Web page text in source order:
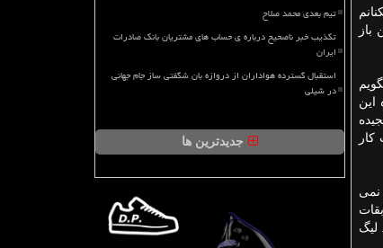
این
است ۷ ماه طول بكشد. لیگ
تیم بعدی محمد صلاح
تکذیب خبر ناصحیح درباره ی حساب های مشتریان بانک صادرات
ایران
استقبال گسترده هواداران از دروازه بان شگفتی ساز جام جهانی
در شیلی
جدیدترین ها